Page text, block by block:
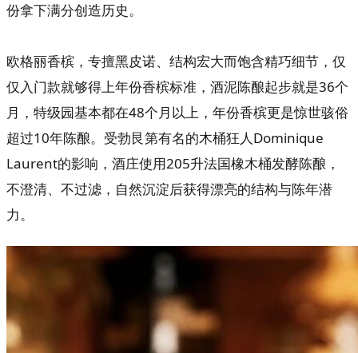
份拿下满分创造历史。
欧格丽香槟，专擅黑皮诺、结构宏大而饱含精巧细节，仅
仅入门款就够得上年份香槟标准，酒泥陈酿起步就是36个
月，特级园基本都在48个月以上，年份香槟更是惊世骇俗
超过10年陈酿。 受勃艮第有名的木桶狂人Dominique
Laurent的影响，酒庄使用205升法国橡木桶发酵陈酿，
不澄清、不过滤，自然沉淀后获得漂亮的结构与陈年潜
力。